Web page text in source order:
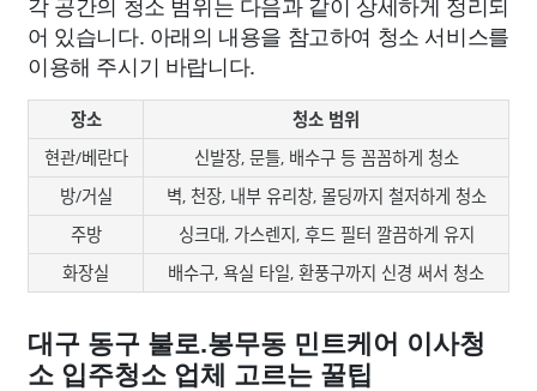
어 있습니다. 아래의 내용을 참고하여 청소 서비스를
이용해 주시기 바랍니다.
장소
청소 범위
현관/베란다
신발장, 문틀, 배수구 등 꼼꼼하게 청소
방/거실
벽, 천장, 내부 유리창, 몰딩까지 철저하게 청소
주방
싱크대, 가스렌지, 후드 필터 깔끔하게 유지
화장실
배수구, 욕실 타일, 환풍구까지 신경 써서 청소
대구 동구 불로.봉무동 민트케어 이사청
소 입주청소 업체 고르는 꿀팁